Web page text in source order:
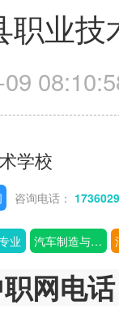
职业
学校
咨询电话：
业 汽车制造与装配技术专业
网电